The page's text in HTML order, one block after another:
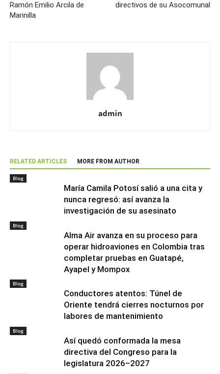
Ramón Emilio Arcila de
Marinilla
directivos de su Asocomunal
admin
RELATED ARTICLES MORE FROM AUTHOR
Blog
María Camila Potosí salió a una cita y
nunca regresó: así avanza la
investigación de su asesinato
Blog
Alma Air avanza en su proceso para
operar hidroaviones en Colombia tras
completar pruebas en Guatapé,
Ayapel y Mompox
Blog
Conductores atentos: Túnel de
Oriente tendrá cierres nocturnos por
labores de mantenimiento
Blog
Así quedó conformada la mesa
directiva del Congreso para la
legislatura 2026–2027